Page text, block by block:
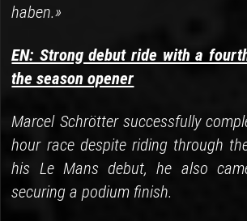
haben.»
EN: Strong debut ride with a
the season opener
Marcel Schrötter successfully
hour race despite riding through
his Le Mans debut, he also
securing a podium finish.